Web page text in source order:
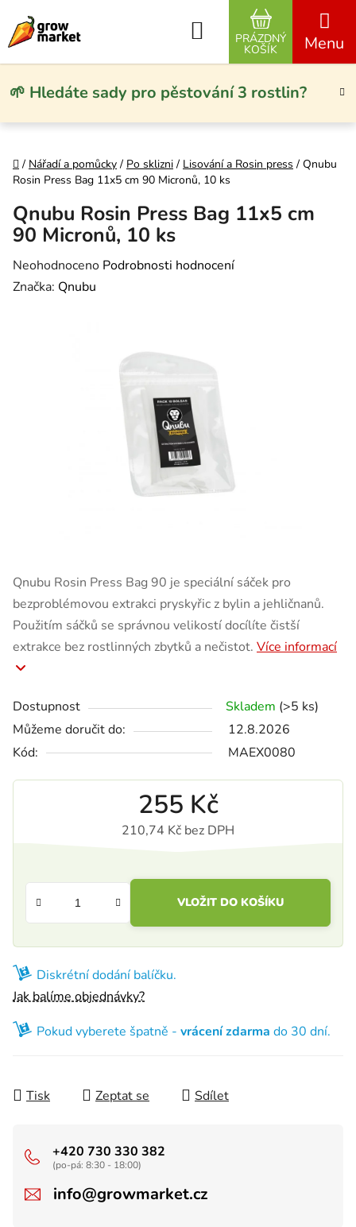
🌱 Hledáte sady pro pěstování 3 rostlin?
Hledat
NÁKUPNÍ
PRÁZDNÝ
KOŠÍK
Domů
/ Nářadí a pomůcky / Po sklizni / Lisování a Rosin press / Qnubu
Rosin Press Bag 11x5 cm 90 Micronů, 10 ks
Qnubu Rosin Press Bag 90 je speciální sáček pro
bezproblémovou extrakci pryskyřic z bylin a jehličnanů.
Použitím sáčků se správnou velikostí docílíte čistší
extrakce bez rostlinných zbytků a nečistot. Více informací
Dostupnost Skladem (>5 ks)
Můžeme doručit do:
12.8.2026
Kód:
MAEX0080
255 Kč
210,74 Kč bez DPH
VLOŽIT DO KOŠÍKU
Diskrétní dodání balíčku.
Jak balíme objednávky?
Pokud vyberete špatně - vrácení zdarma do 30 dní.
Tisk Zeptat se Sdílet
+420 730 330 382
(po-pá: 8:30 - 18:00)
info@growmarket.cz
Qnubu Rosin Press Bag 11x5 cm
90 Micronů, 10 ks
Průměrné hodnocení produktu je 0,0 z 5 hvězdiček.
Neohodnoceno Podrobnosti hodnocení
Značka: Qnubu